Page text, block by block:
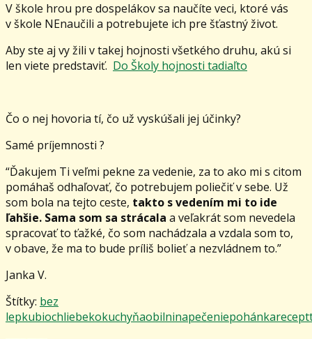
V škole hrou pre dospelákov sa naučíte veci, ktoré vás
v škole NEnaučili a potrebujete ich pre šťastný život.
Aby ste aj vy žili v takej hojnosti všetkého druhu, akú si
len viete predstaviť. Do Školy hojnosti tadiaľto
Čo o nej hovoria tí, čo už vyskúšali jej účinky?
Samé príjemnosti ?
“Ďakujem Ti veľmi pekne za vedenie, za to ako mi s citom
pomáhaš odhaľovať, čo potrebujem poliečiť v sebe. Už
som bola na tejto ceste, takto s vedením mi to ide
ľahšie. Sama som sa strácala a veľakrát som nevedela
spracovať to ťažké, čo som nachádzala a vzdala som to,
v obave, že ma to bude príliš bolieť a nezvládnem to.”
Janka V.
Štítky: bez
lepkubiochliebekokuchyňaobilninapečeniepohánkarecept